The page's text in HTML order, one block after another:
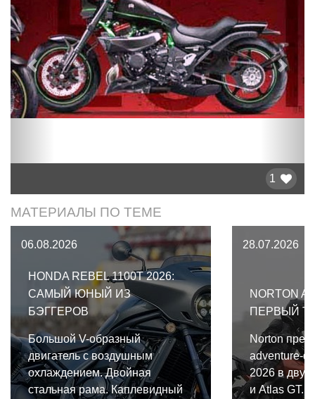
Предыдущий
1
МАТЕРИАЛЫ ПО ТЕМЕ
06.08.2026
HONDA REBEL 1100T 2026:
САМЫЙ ЮНЫЙ ИЗ
БЭГГЕРОВ
Большой V-образный
двигатель с воздушным
охлаждением. Двойная
стальная рама. Каплевидный
28.07.2026
NORTON
ПЕРВЫЙ
Norton
adventure-
2026 в двух
и Atlas GT.